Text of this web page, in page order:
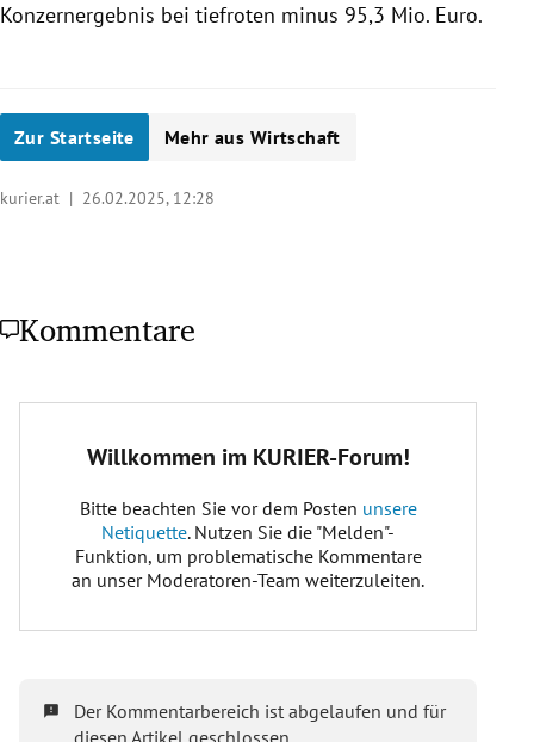
Konzernergebnis bei tiefroten minus 95,3 Mio. Euro.
Zur Startseite Mehr aus Wirtschaft
kurier.at | 26.02.2025, 12:28
Kommentare